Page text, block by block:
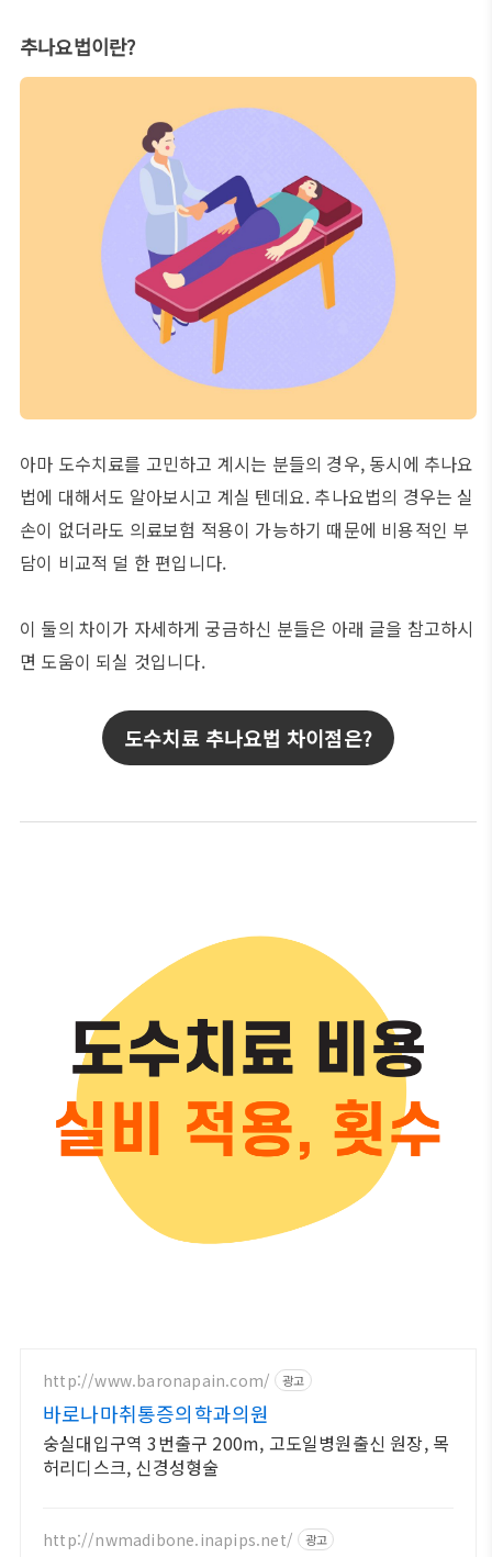
추나요법이란?
아마 도수치료를 고민하고 계시는 분들의 경우, 동시에 추나요
법에 대해서도 알아보시고 계실 텐데요. 추나요법의 경우는 실
손이 없더라도 의료보험 적용이 가능하기 때문에 비용적인 부
담이 비교적 덜 한 편입니다.
이 둘의 차이가 자세하게 궁금하신 분들은 아래 글을 참고하시
면 도움이 되실 것입니다.
도수치료 추나요법 차이점은?
http://www.baronapain.com/ 광고
바로나마취통증의학과의원
숭실대입구역 3번출구 200m, 고도일병원출신 원장, 목
허리디스크, 신경성형술
http://nwmadibone.inapips.net/ 광고